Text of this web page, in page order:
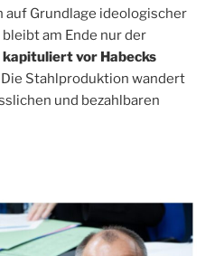
Grundlage ideologischer
am Ende nur der
vor Habecks
Die Stahlproduktion wandert
und bezahlbaren